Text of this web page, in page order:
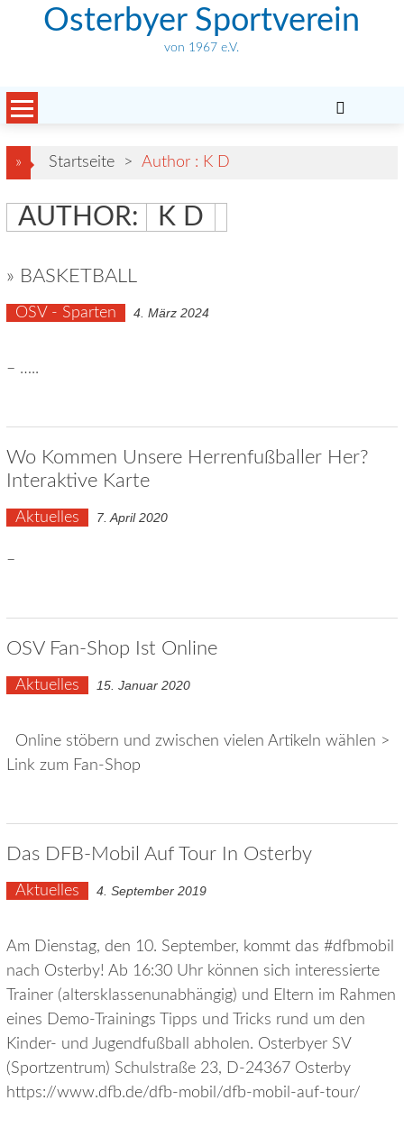
Osterbyer Sportverein
von 1967 e.V.
» Startseite > Author : K D
AUTHOR: K D
» BASKETBALL
OSV - Sparten 4. März 2024
– …..
Wo Kommen Unsere Herrenfußballer Her?
Interaktive Karte
Aktuelles 7. April 2020
–
OSV Fan-Shop Ist Online
Aktuelles 15. Januar 2020
Online stöbern und zwischen vielen Artikeln wählen >
Link zum Fan-Shop
Das DFB-Mobil Auf Tour In Osterby
Aktuelles 4. September 2019
Am Dienstag, den 10. September, kommt das #dfbmobil
nach Osterby! Ab 16:30 Uhr können sich interessierte
Trainer (altersklassen­unabhängig) und Eltern im Rahmen
eines Demo-Trainings Tipps und Tricks rund um den
Kinder- und Jugendfußball abholen. Osterbyer SV
(Sportzentrum) Schulstraße 23, D-24367 Osterby
https://www.dfb.de/dfb-mobil/dfb-mobil-auf-tour/